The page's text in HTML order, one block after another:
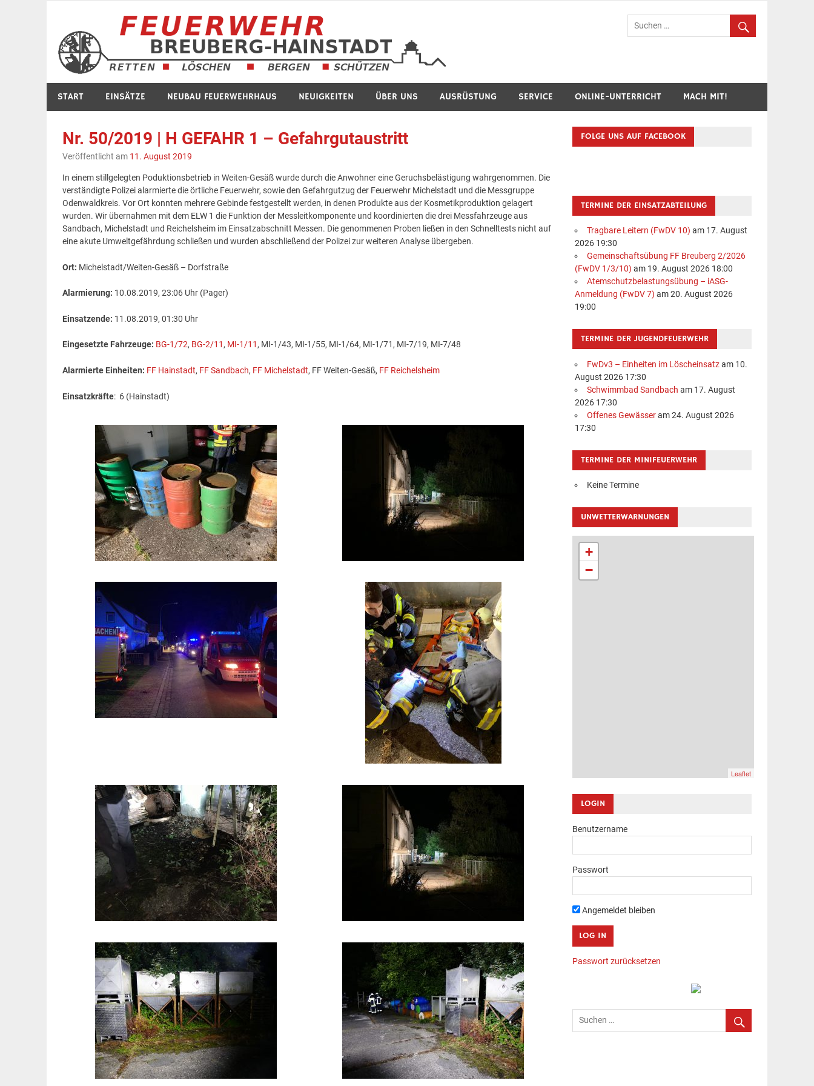
springen
Feuerwehr Breuberg-Hainstadt
START EINSÄTZE NEUBAU FEUERWEHRHAUS NEUIGKEITEN ÜBER UNS AUSRÜSTUNG SERVICE ONLINE-UNTERRICHT MACH MIT!
Nr. 50/2019 | H GEFAHR 1 – Gefahrgutaustritt
Veröffentlicht am 11. August 2019
In einem stillgelegten Poduktionsbetrieb in Weiten-Gesäß wurde durch die Anwohner eine Geruchsbelästigung wahrgenommen. Die
verständigte Polizei alarmierte die örtliche Feuerwehr, sowie den Gefahrgutzug der Feuerwehr Michelstadt und die Messgruppe
Odenwaldkreis. Vor Ort konnten mehrere Gebinde festgestellt werden, in denen Produkte aus der Kosmetikproduktion gelagert
wurden. Wir übernahmen mit dem ELW 1 die Funktion der Messleitkomponente und koordinierten die drei Messfahrzeuge aus
Sandbach, Michelstadt und Reichelsheim im Einsatzabschnitt Messen. Die genommenen Proben ließen in den Schnelltests nicht auf
eine akute Umweltgefährdung schließen und wurden abschließend der Polizei zur weiteren Analyse übergeben.
Ort: Michelstadt/Weiten-Gesäß – Dorfstraße
Alarmierung: 10.08.2019, 23:06 Uhr (Pager)
Einsatzende: 11.08.2019, 01:30 Uhr
Eingesetzte Fahrzeuge: BG-1/72, BG-2/11, MI-1/11, MI-1/43, MI-1/55, MI-1/64, MI-1/71, MI-7/19, MI-7/48
Alarmierte Einheiten: FF Hainstadt, FF Sandbach, FF Michelstadt, FF Weiten-Gesäß, FF Reichelsheim
Einsatzkräfte: 6 (Hainstadt)
FOLGE UNS AUF FACEBOOK
TERMINE DER EINSATZABTEILUNG
Tragbare Leitern (FwDV 10) am 17. August
2026 19:30
Gemeinschaftsübung FF Breuberg 2/2026
(FwDV 1/3/10) am 19. August 2026 18:00
Atemschutzbelastungsübung – iASG-
Anmeldung (FwDV 7) am 20. August 2026
19:00
TERMINE DER JUGENDFEUERWEHR
FwDv3 – Einheiten im Löscheinsatzam 10.
August 2026 17:30
Schwimmbad Sandbach am 17. August
2026 17:30
Offenes Gewässeram 24. August 2026
17:30
TERMINE DER MINIFEUERWEHR
Keine Termine
UNWETTERWARNUNGEN
+
−
Leaflet
LOGIN
Benutzername
Passwort
Angemeldet bleiben
Passwort zurücksetzen